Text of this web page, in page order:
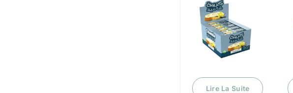
Lire La Suite